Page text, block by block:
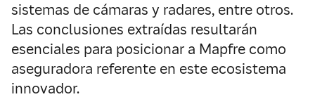
sistemas de cámaras y radares, entre otros.
Las conclusiones extraídas resultarán
esenciales para posicionar a Mapfre como
aseguradora referente en este ecosistema
innovador.